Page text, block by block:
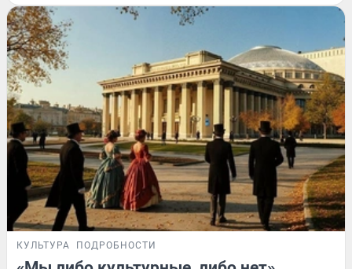
КУЛЬТУРА ПОДРОБНОСТИ